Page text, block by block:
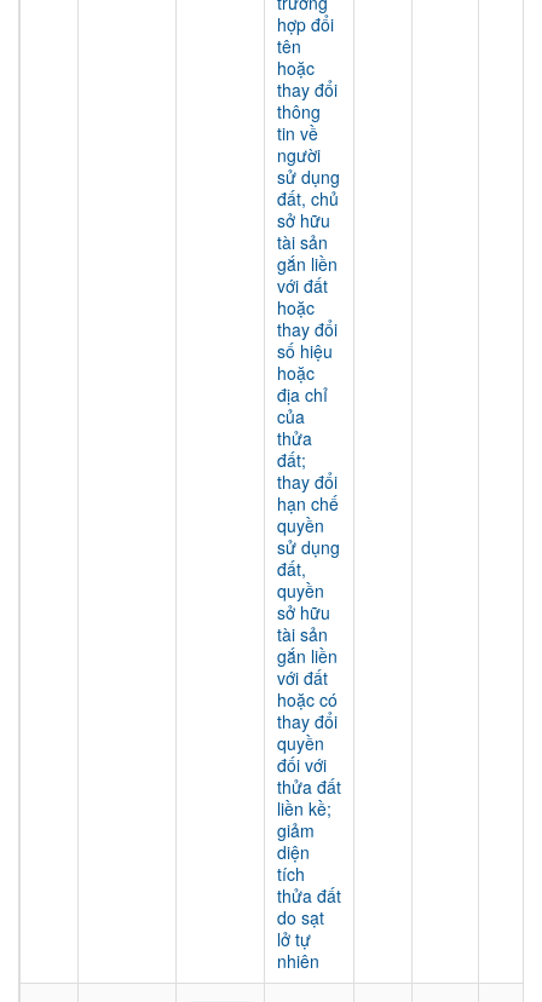
hợp đổi
tên
hoặc
thay đổi
thông
tin về
người
sử dụng
đất, chủ
sở hữu
tài sản
gắn liền
với đất
hoặc
thay đổi
số hiệu
hoặc
địa chỉ
của
thửa
đất;
thay đổi
hạn chế
quyền
sử dụng
đất,
quyền
sở hữu
tài sản
gắn liền
với đất
hoặc có
thay đổi
quyền
đối với
thửa đất
liền kề;
giảm
diện
tích
thửa đất
do sạt
lở tự
nhiên